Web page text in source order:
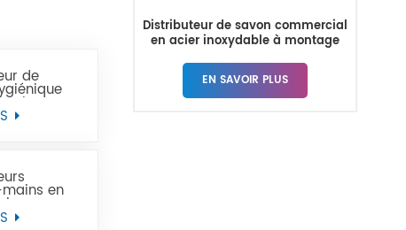
de
à
en
en acier
Distributeur de savon commercial
en acier inoxydable à montage
EN SAVOIR PLUS